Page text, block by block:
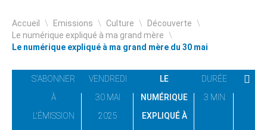
Accueil \ Emissions \ Culture \ Découverte \
Le numérique expliqué à ma grand mère \
Le numérique expliqué à ma grand mère du 30 mai
S'ABONNER
À
L'ÉMISSION
VENDREDI
30 MAI
2025
LE
NUMÉRIQUE
EXPLIQUÉ À
DURÉE
3 MIN